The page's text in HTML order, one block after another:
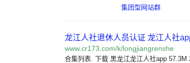
集团型网站群
龙江人社退休人员认证 龙江人社
www.cr173.com/k/longjiangrenshe
合集列表. 下载 黑龙江龙江人社app 57.3M